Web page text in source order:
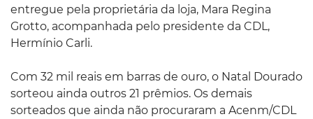
entregue pela proprietária da loja, Mara Regina
Grotto, acompanhada pelo presidente da CDL,
Hermínio Carli.
Com 32 mil reais em barras de ouro, o Natal Dourado
sorteou ainda outros 21 prêmios. Os demais
sorteados que ainda não procuraram a Acenm/CDL